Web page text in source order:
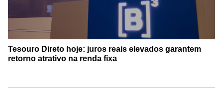
Tesouro Direto hoje: juros reais elevados garantem
retorno atrativo na renda fixa